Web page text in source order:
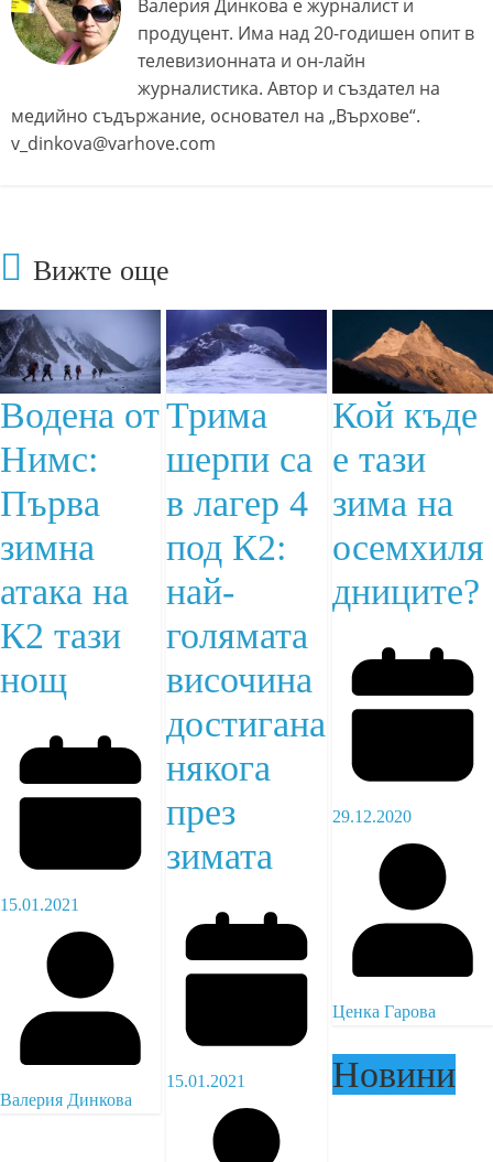
Валерия Динкова е журналист и
продуцент. Има над 20-годишен опит в
телевизионната и он-лайн
журналистика. Автор и създател на
медийно съдържание, основател на „Върхове“.
v_dinkova@varhove.com
Вижте още
Водена от
Нимс:
Първа
зимна
атака на
К2 тази
нощ
15.01.2021
Валерия Динкова
Трима
шерпи са
в лагер 4
под К2:
най-
голямата
височина
достигана
някога
през
зимата
15.01.2021
Кой къде
е тази
зима на
осемхиля
дниците?
29.12.2020
Ценка Гарова
Новини